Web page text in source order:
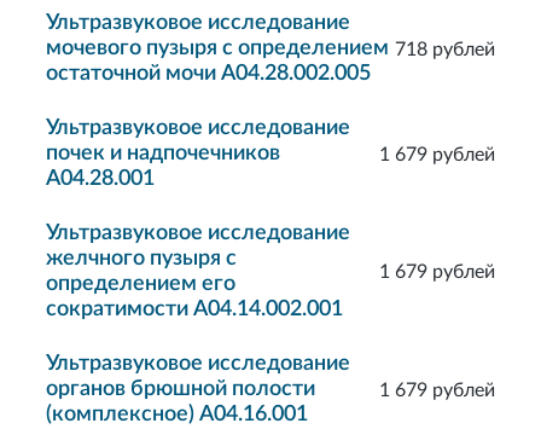
Ультразвуковое исследование
мочевого пузыря с определением
остаточной мочи A04.28.002.005
718 рублей
Ультразвуковое исследование
почек и надпочечников
A04.28.001
1 679 рублей
Ультразвуковое исследование
желчного пузыря с
определением его
сократимости A04.14.002.001
1 679 рублей
Ультразвуковое исследование
органов брюшной полости
(комплексное) A04.16.001
1 679 рублей